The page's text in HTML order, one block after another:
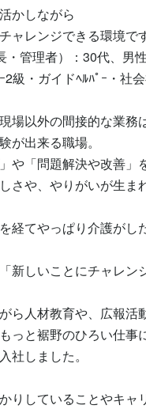
かしながら
ャレンジできる環境で
管理者）：30代、男
2級・ガイドﾍﾙﾊﾟｰ・社
場以外の間接的な業務
が出来る職場。
や「問題解決や改善」
さや、やりがいが生ま
経てやっぱり介護がし
新しいことにチャレン
ら人材教育や、広報活
っと裾野のひろい仕事
社しました。
りしていることやキャ